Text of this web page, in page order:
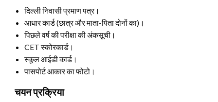
दिल्ली निवासी प्रमाण पत्र।
आधार कार्ड (छात्र और माता-पिता दोनों का)।
पिछले वर्ष की परीक्षा की अंकसूची।
CET स्कोरकार्ड।
स्कूल आईडी कार्ड।
पासपोर्ट आकार का फोटो।
चयन प्रक्रिया